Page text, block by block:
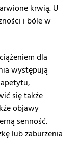
krwią. U
i bóle w
dla
występują
się także
objawy
senność.
lub zaburzenia